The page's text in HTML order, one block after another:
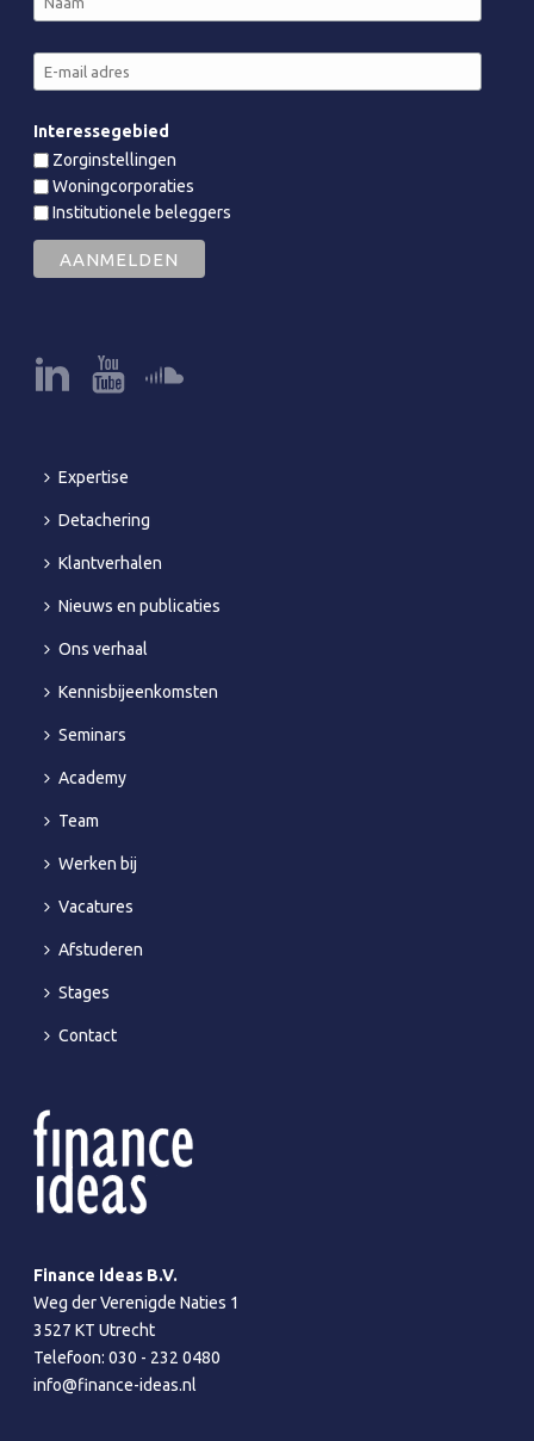
Interessegebied
Zorginstellingen
Woningcorporaties
Institutionele beleggers
Expertise
Detachering
Klantverhalen
Nieuws en publicaties
Ons verhaal
Kennisbijeenkomsten
Seminars
Academy
Team
Werken bij
Vacatures
Afstuderen
Stages
Contact
Finance Ideas B.V.
Weg der Verenigde Naties 1
3527 KT Utrecht
Telefoon:030 - 232 0480
info@finance-ideas.nl